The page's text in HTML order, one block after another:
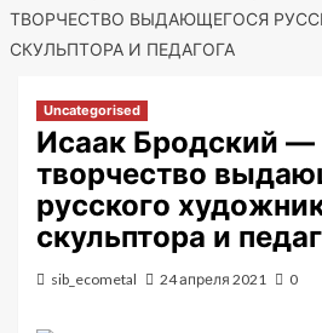
ТВОРЧЕСТВО ВЫДАЮЩЕГОСЯ
СКУЛЬПТОРА И ПЕДАГОГА
Uncategorised
Исаак Бродский —
творчество
русского
скульптора и
sib_ecometal 24 апреля 2021 0